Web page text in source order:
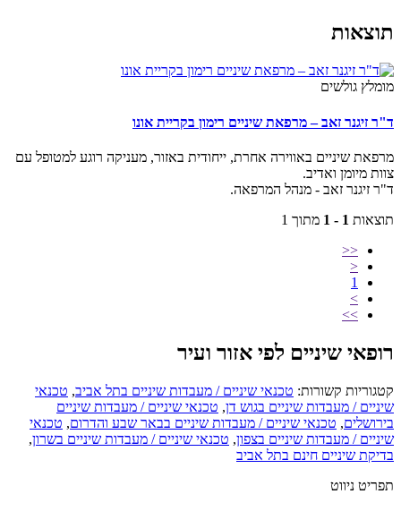
תוצאות
מומלץ גולשים
ד"ר זיגנר זאב – מרפאת שיניים רימון בקריית אונו
מרפאת שיניים באווירה אחרת, ייחודית באזור, מעניקה רוגע למטופל עם
צוות מיומן ואדיב.
ד"ר זיגנר זאב - מנהל המרפאה.
תוצאות 1 - 1
מתוך 1
<<
<
1
>
>>
רופאי שיניים לפי אזור ועיר
קטגוריות קשורות: טכנאי שיניים / מעבדות שיניים בתל אביב, טכנאי
שיניים / מעבדות שיניים בגוש דן, טכנאי שיניים / מעבדות שיניים
בירושלים, טכנאי שיניים / מעבדות שיניים בבאר שבע והדרום, טכנאי
שיניים / מעבדות שיניים בצפון, טכנאי שיניים / מעבדות שיניים בשרון,
בדיקת שיניים חינם בתל אביב
תפריט ניווט